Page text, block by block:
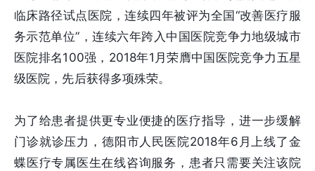
临床路径试点医院，连续四年被评为全国“改善医疗服
务示范单位”，连续六年跨入中国医院竞争力地级城市
医院排名100强，2018年1月荣膺中国医院竞争力五星
级医院，先后获得多项殊荣。
为了给患者提供更专业便捷的医疗指导，进一步缓解
门诊就诊压力，德阳市人民医院2018年6月上线了金
蝶医疗专属医生在线咨询服务，患者只需要关注该院